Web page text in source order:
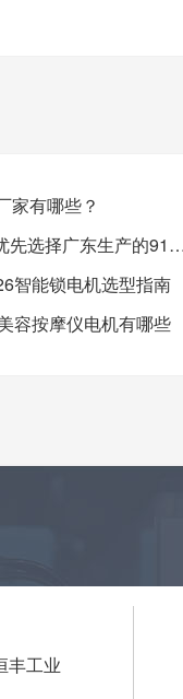
家有哪些？
为什么越来越多智能门锁厂家优先选择广
智能锁电机选型指南
容按摩仪电机有哪些
丰工业